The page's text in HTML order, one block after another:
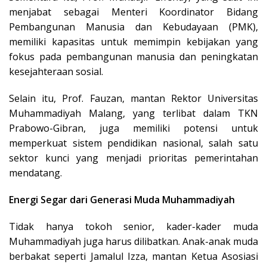
menjabat sebagai Menteri Koordinator Bidang
Pembangunan Manusia dan Kebudayaan (PMK),
memiliki kapasitas untuk memimpin kebijakan yang
fokus pada pembangunan manusia dan peningkatan
kesejahteraan sosial.
Selain itu, Prof. Fauzan, mantan Rektor Universitas
Muhammadiyah Malang, yang terlibat dalam TKN
Prabowo-Gibran, juga memiliki potensi untuk
memperkuat sistem pendidikan nasional, salah satu
sektor kunci yang menjadi prioritas pemerintahan
mendatang.
Energi Segar dari Generasi Muda Muhammadiyah
Tidak hanya tokoh senior, kader-kader muda
Muhammadiyah juga harus dilibatkan. Anak-anak muda
berbakat seperti Jamalul Izza, mantan Ketua Asosiasi